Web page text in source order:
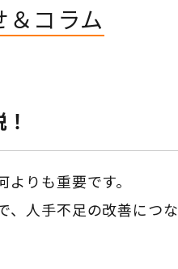
＆コラム
りも重要です。
、人手不足の改善につな